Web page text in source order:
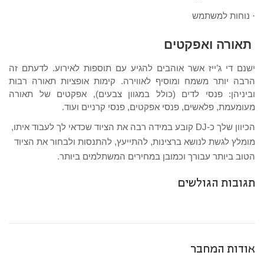
· נוחות למשתמש
תאורה ואפקטים
ישנם די ג’ייז אשר אוהבים להגיע עם תוספות לאירוע. לדעתם זה
הרבה יותר משמח ומוסיף לאווירה. קימות אופציות תאורה רבות
וביניהן: פנסי לדים (כולל במגוון צבעים), אפקטים של תאורה
מעומעמת, פלאשים, פנסי אפקטים, פנסי קרניים ועוד.
הכיוון שלך כ-DJ קובע במידה רבה את הציוד שכדאי לך לעבוד איתו,
מומלץ לגשת לנושא ברצינות, להתייעץ, להתנסות ולבחור את הציוד
הטוב ביותר עבורך וכמובן במחירים המשתלמים ביותר.
תגובות הגולשים
אודות המחבר